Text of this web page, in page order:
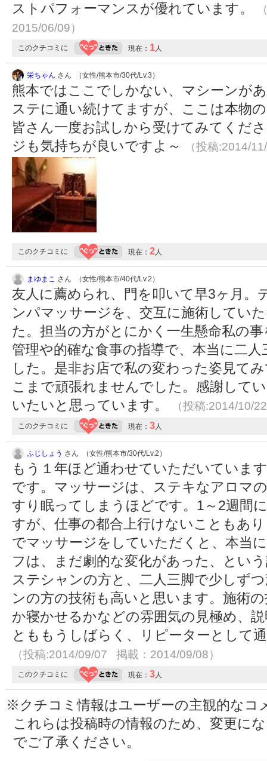
ストパフォーマンスが優れています。
2015/06/09）
このクチコミに 現在： 1人
栄ちゃん さん （女性/熊本市/30代/Lv.3）
熊本ではここでしかない、マシーンが
ステに通い続けてますが、ここは本
皆さん一度お試しから受けてみてくだ
ジも気持ちが良いですよ～
（投稿:2014/
このクチコミに 現在： 2人
まゆまこ さん （女性/熊本市/40代/Lv.2）
友人に薦められ、門を叩いて早3ヶ月。
ンパマッサージを、交互に施術してい
た。担当の方がとにかく一生懸命私の
管理や的確な食事の指導で、本当に二
した。是非お店で私の変わった姿見て
こまで頑張れませんでした。感謝して
いたいと思っています。
（投稿:2014/10/
このクチコミに 現在： 3人
ふじしょう さん （女性/熊本市/30代/Lv.2）
もう１年ほど通わせていただいていま
です。マッサージは、ステキなアロマ
すり眠ってしまうほどです。1～2週
すが、仕事の都合上行けないこともあ
でマッサージをしていただくと、本当
フは、まだ劇的な変化があった、とい
ステシャンの方と、二人三脚で少しず
ンの方の技術も高いと思います。施術
か寝かせるかなどの雰囲気の見極め、
とももうしばらく、リピーターとして
（投稿:2014/09/07 掲載：2014/09/08）
このクチコミに 現在： 3人
※クチコミ情報はユーザーの主観的なコ
これらは投稿時の情報のため、変更に
でご了承ください。